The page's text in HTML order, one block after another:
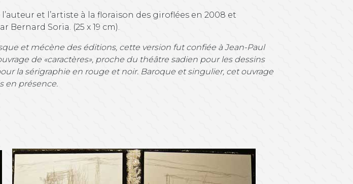
et l’artiste à la floraison des giroflées en 2008 et
Soria. (25 x 19 cm).
et mécène des éditions, cette version fut confiée à Jean-Paul
de «caractères», proche du théâtre sadien pour les dessins
la sérigraphie en rouge et noir. Baroque et singulier, cet ouvrage
en présence.